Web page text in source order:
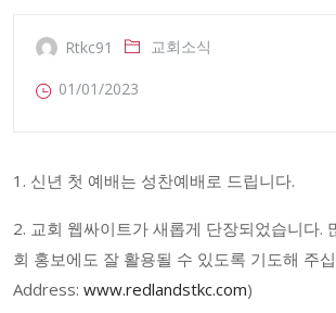
Rtkc91 교회소식
01/01/2023
1. 신년 첫 예배는 성찬예배로 드립니다.
2. 교회 웹싸이트가 새롭게 단장되었습니다.
회 홍보에도 잘 활용될 수 있도록 기도해 주
Address: www.redlandstkc.com)